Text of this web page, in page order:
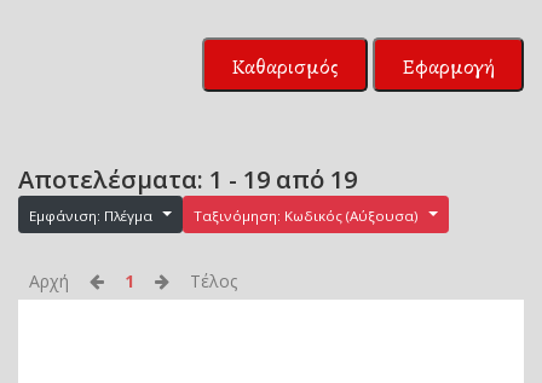
Καθαρισμός Εφαρμογή
Αποτελέσματα: 1 - 19 από 19
Εμφάνιση: Πλέγμα Ταξινόμηση: Κωδικός (Αύξουσα)
Αρχή 1 Τέλος